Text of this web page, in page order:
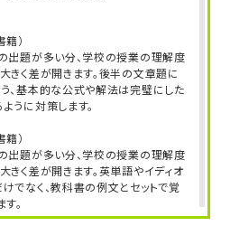
）
出題が多い分、学校の授業の理解度
きく差が開きます。後半の文章題に
、基本的な公式や解法は完璧にした
うに対策します。
）
出題が多い分、学校の授業の理解度
きく差が開きます。英単語やイディオ
でなく、教科書の例文とセットで覚
。